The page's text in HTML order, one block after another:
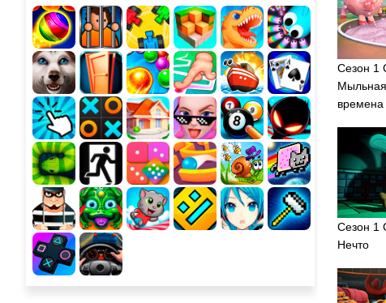
Сезон 1
времена
Сезон 1
Нечто